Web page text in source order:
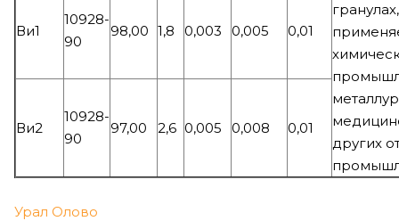
гранулах,
других
Ви1
10928-
90
98,00 1,8 0,003 0,005 0,01
Ви2
10928-
90
97,00 2,6 0,005 0,008 0,01
Урал Олово